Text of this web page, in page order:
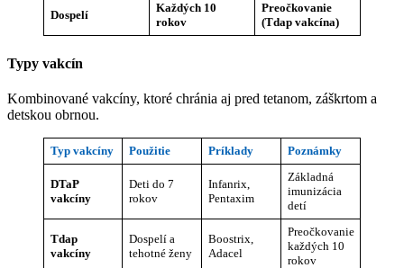
Dospelí
Každých 10
rokov
Preočkovanie
(Tdap vakcína)
Typy vakcín
Kombinované vakcíny, ktoré chránia aj pred tetanom, záškrtom a
detskou obrnou.
Typ vakcíny Použitie Príklady Poznámky
DTaP
vakcíny
Deti do 7
rokov
Infanrix,
Pentaxim
Základná
imunizácia
detí
Tdap
vakcíny
Dospelí a
tehotné ženy
Boostrix,
Adacel
Preočkovanie
každých 10
rokov